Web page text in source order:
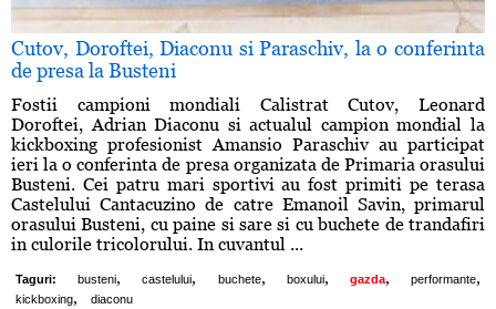
Cutov, Doroftei, Diaconu si Paraschiv, la o conferinta
de presa la Busteni
Fostii campioni mondiali Calistrat Cutov, Leonard
Doroftei, Adrian Diaconu si actualul campion mondial la
kickboxing profesionist Amansio Paraschiv au participat
ieri la o conferinta de presa organizata de Primaria orasului
Busteni. Cei patru mari sportivi au fost primiti pe terasa
Castelului Cantacuzino de catre Emanoil Savin, primarul
orasului Busteni, cu paine si sare si cu buchete de trandafiri
in culorile tricolorului. In cuvantul ...
Taguri: busteni, castelului, buchete, boxului, gazda, performante,
kickboxing, diaconu